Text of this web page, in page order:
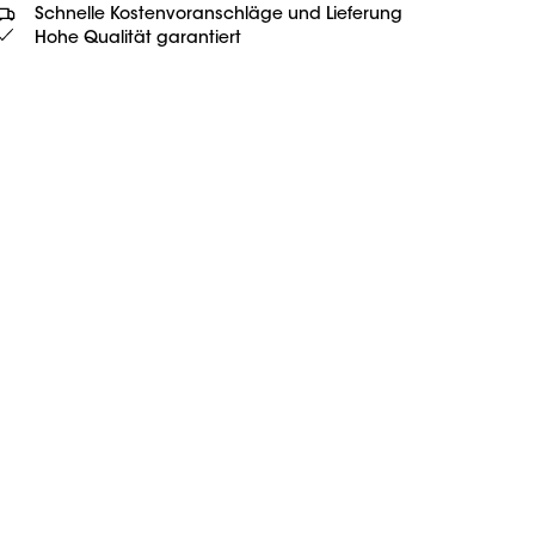
Schnelle Kostenvoranschläge und Lieferung
Hohe Qualität garantiert